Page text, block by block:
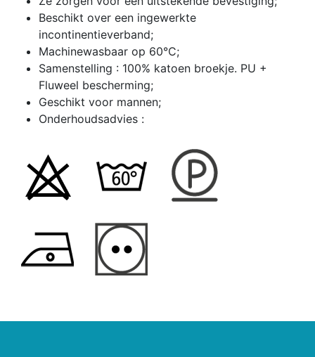
Beschikt over een ingewerkte
incontinentieverband;
Machinewasbaar op 60°C;
Samenstelling : 100% katoen broekje. PU +
Fluweel bescherming;
Geschikt voor mannen;
Onderhoudsadvies :